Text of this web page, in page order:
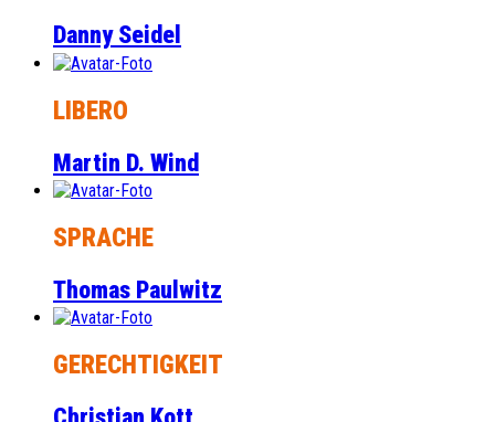
Danny Seidel
LIBERO
Martin D. Wind
SPRACHE
Thomas Paulwitz
GERECHTIGKEIT